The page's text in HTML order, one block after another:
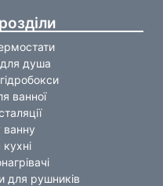
душа
ванної
ванну
для рушників